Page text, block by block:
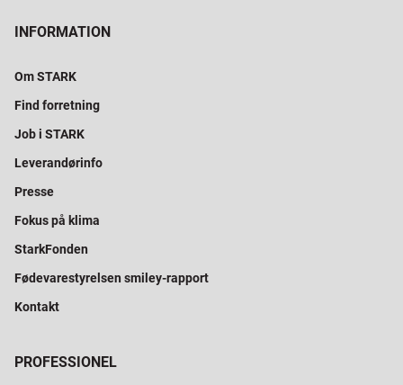
INFORMATION
Om STARK
Find forretning
Job i STARK
Leverandørinfo
Presse
Fokus på klima
StarkFonden
Fødevarestyrelsen smiley-rapport
Kontakt
PROFESSIONEL